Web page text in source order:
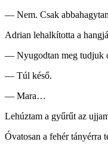
— Nem. Csak
Adrian lehalkította a
— Nyugodtan meg tudjuk
— Túl késő.
— Mara…
Lehúztam a gyűrűt az
Óvatosan a fehér tányérra